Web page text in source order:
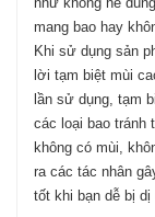
mang bao hay
Khi sử dụng sản
lời tạm biệt mùi
lần sử dụng, tạm
các loại bao tránh
không có mùi,
ra các tác nhân
tốt khi bạn dễ bị